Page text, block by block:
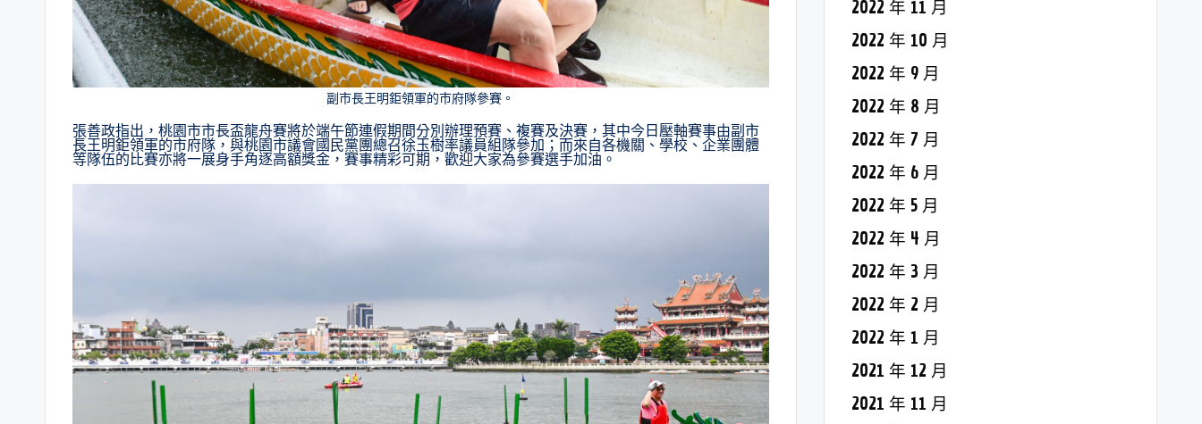
副市長王明鉅領軍的市府隊參賽。
張善政指出，桃園市市長盃龍舟賽將於端午節連假期間分別辦理預賽、複賽及決賽，其中今日壓軸賽事由副市
長王明鉅領軍的市府隊，與桃園市議會國民黨團總召徐玉樹率議員組隊參加；而來自各機關、學校、企業團體
等隊伍的比賽亦將一展身手角逐高額獎金，賽事精彩可期，歡迎大家為參賽選手加油。
2022 年 11 月
2022 年 10 月
2022 年 9 月
2022 年 8 月
2022 年 7 月
2022 年 6 月
2022 年 5 月
2022 年 4 月
2022 年 3 月
2022 年 2 月
2022 年 1 月
2021 年 12 月
2021 年 11 月